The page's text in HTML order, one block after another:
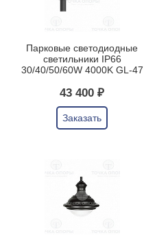
Парковые светодиодные
светильники IP66
30/40/50/60W 4000K GL-47
43 400 ₽
Заказать